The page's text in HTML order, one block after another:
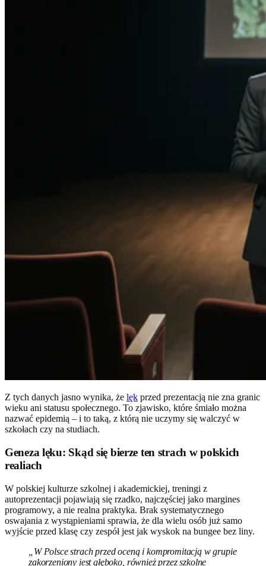
Z tych danych jasno wynika, że lęk przed prezentacją nie zna granic
wieku ani statusu społecznego. To zjawisko, które śmiało można
nazwać epidemią – i to taką, z którą nie uczymy się walczyć w
szkołach czy na studiach.
Geneza lęku: Skąd się bierze ten strach w polskich
realiach
W polskiej kulturze szkolnej i akademickiej, treningi z
autoprezentacji pojawiają się rzadko, najczęściej jako margines
programowy, a nie realna praktyka. Brak systematycznego
oswajania z wystąpieniami sprawia, że dla wielu osób już samo
wyjście przed klasę czy zespół jest jak wyskok na bungee bez liny.
„W Polsce strach przed oceną i kompromitacją w grupie
zakorzeniony jest głęboko, również przez szkolne